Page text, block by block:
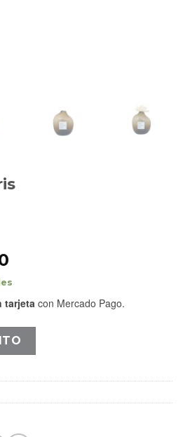
precio
es:
$9.000.
tarjeta con Mercado Pago.